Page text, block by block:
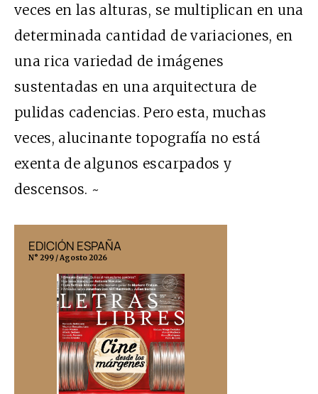
veces en las alturas, se multiplican en una
determinada cantidad de variaciones, en
una rica variedad de imágenes
sustentadas en una arquitectura de
pulidas cadencias. Pero esta, muchas
veces, alucinante topografía no está
exenta de algunos escarpados y
descensos. ~
EDICIÓN ESPAÑA
N° 299 / Agosto 2026